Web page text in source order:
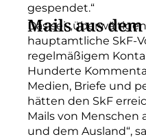
gespendet.“
Mails aus
Das sei
hauptamtliche SkF-
regelmäßigem
Hunderte
Medien, Briefe und
hätten den SkF
Mails von Menschen
und dem Ausland“,